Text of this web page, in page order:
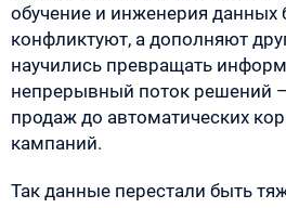
обучение и инженерия данных
конфликтуют, а дополняют
научились превращать
непрерывный поток решений
продаж до автоматических
кампаний.
Так данные перестали быть